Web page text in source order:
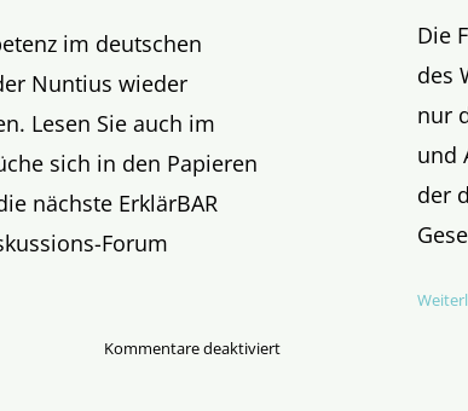
im deutschen
Nuntius wieder
Lesen Sie auch im
sich in den Papieren
nächste ErklärBAR
Forum
Kommentare deaktiviertfür
Die
des
nur
und
der